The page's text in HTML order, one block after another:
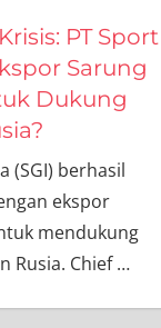
PT Sport
Sarung
Dukung
(SGI) berhasil
ekspor
mendukung
Rusia. Chief…